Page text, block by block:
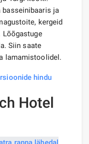
basseinibaaris ja
kergeid
Siin saate
lamamistoolidel.
hindu
Hotel